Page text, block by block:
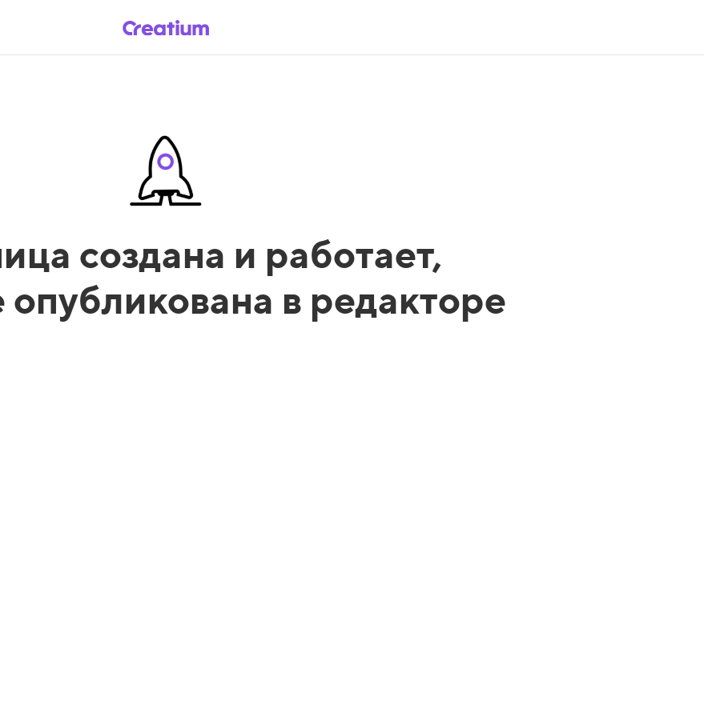
создана и работает,
в редакторе